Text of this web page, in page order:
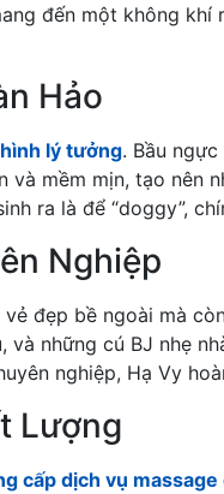
đến một không khí
Hảo
lý tưởng. Bầu
và mềm mịn, tạo nên
ra là để “doggy”,
Nghiệp
đẹp bề ngoài mà
và những cú BJ nhẹ
nghiệp, Hạ Vy
Lượng
cấp dịch vụ